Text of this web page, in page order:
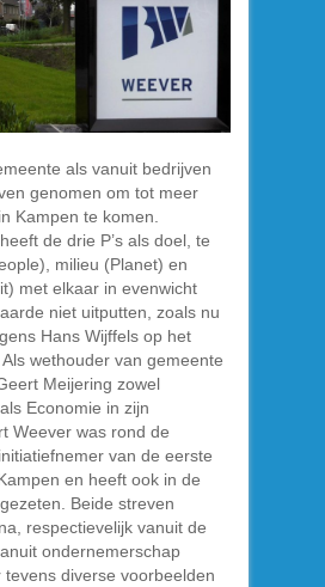
als vanuit bedrijven
genomen om tot meer
Kampen te komen.
de drie P’s als doel, te
milieu (Planet) en
met elkaar in evenwicht
niet uitputten, zoals nu
Hans Wijffels op het
wethouder van gemeente
Meijering zowel
Economie in zijn
Weever was rond de
van de eerste
en heeft ook in de
Beide streven
respectievelijk vanuit de
ondernemerschap
tevens diverse voorbeelden